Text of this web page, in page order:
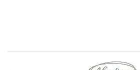
Marcas De Carrusel